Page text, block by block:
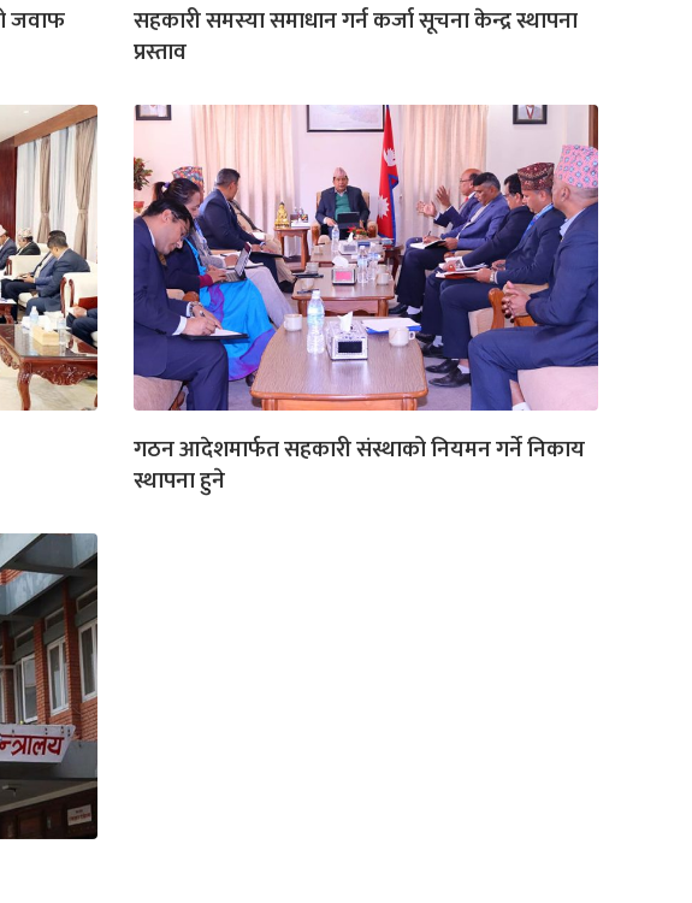
जवाफ
सहकारी समस्या समाधान गर्न कर्जा सूचना केन्द्र स्थापना
प्रस्ताव
गठन आदेशमार्फत सहकारी संस्थाको नियमन गर्ने निकाय
स्थापना हुने